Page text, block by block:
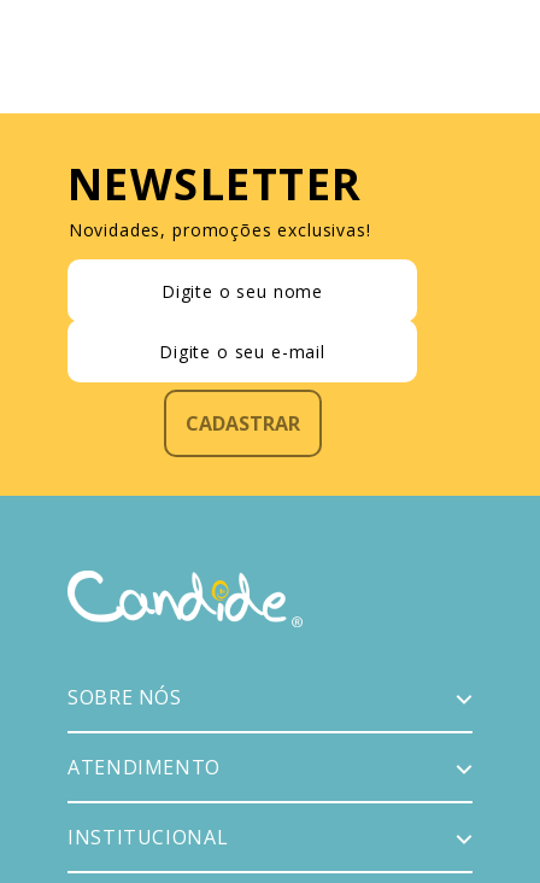
NEWSLETTER
Novidades, promoções exclusivas!
CADASTRAR
SOBRE NÓS
ATENDIMENTO
INSTITUCIONAL